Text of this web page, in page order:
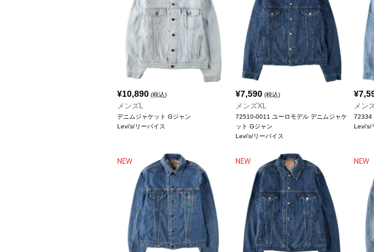
¥10,890 (税込)
メンズL
デニムジャケット Gジャン
Levi's/リーバイス
¥7,590 (税込)
メンズXL
72510-0011 ユーロモデル デニムジャケ
ット Gジャン
Levi's/リーバイス
¥
メン
72334
Levi's/